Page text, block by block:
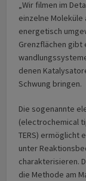
„Wir filmen im
einzelne Moleküle
energetisch
Grenzflächen gibt
denen
Schwung bringen.
Die sogenannte
(electrochemical
TERS) ermöglicht
unter
charakterisieren.
die Methode am